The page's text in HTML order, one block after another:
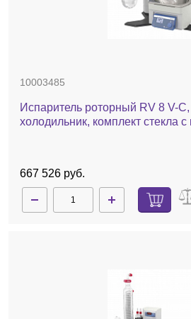
10003485
Испаритель роторный RV 8 V-
холодильник, комплект стекла
667 526 руб.